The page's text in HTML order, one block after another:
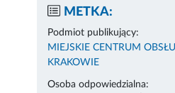
METKA:
Podmiot publikujący:
MIEJSKIE CENTRUM
KRAKOWIE
Osoba odpowiedzialna: